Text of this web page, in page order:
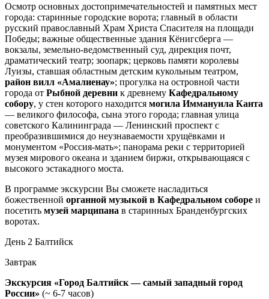
Осмотр основных достопримечательностей и памятных мест
города: старинные городские ворота; главный в области
русский православный Храм Христа Спасителя на площади
Победы; важные общественные здания Кёнигсберга —
вокзалы, земельно-ведомственный суд, дирекция почт,
драматический театр; зоопарк; церковь памяти королевы
Луизы, ставшая областным детским кукольным театром,
район вилл «Амалиенау»; прогулка на островной части
города от Рыбной деревни к древнему Кафедральному
собору, у стен которого находится могила Иммануила Канта
— великого философа, сына этого города; главная улица
советского Калининграда — Ленинский проспект с
преобразившимися до неузнаваемости хрущёвками и
монументом «Россия-мать»; панорама реки с территорией
музея мирового океана и зданием биржи, открывающаяся с
высокого эстакадного моста.
В программе экскурсии Вы сможете насладиться
божественной органной музыкой в Кафедральном соборе и
посетить музей марципана в старинных Бранденбургских
воротах.
День 2 Балтийск
Завтрак
Экскурсия «Город Балтийск — самый западный город
России» (~ 6-7 часов)